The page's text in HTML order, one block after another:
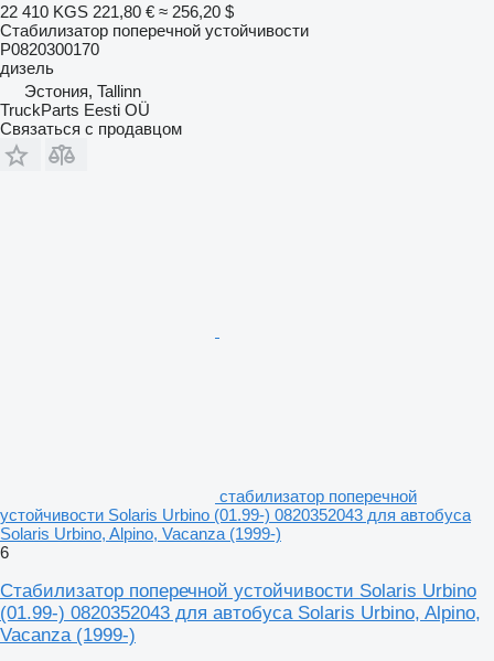
22 410 KGS 221,80 € ≈ 256,20 $
Стабилизатор поперечной устойчивости
P0820300170
дизель
Эстония, Tallinn
TruckParts Eesti OÜ
Связаться с продавцом
стабилизатор поперечной
устойчивости Solaris Urbino (01.99-) 0820352043 для автобуса
Solaris Urbino, Alpino, Vacanza (1999-)
6
Стабилизатор поперечной устойчивости Solaris Urbino
(01.99-) 0820352043 для автобуса Solaris Urbino, Alpino,
Vacanza (1999-)